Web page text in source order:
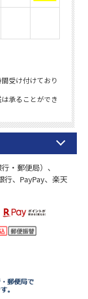
・郵便局）、
行、PayPay、楽天